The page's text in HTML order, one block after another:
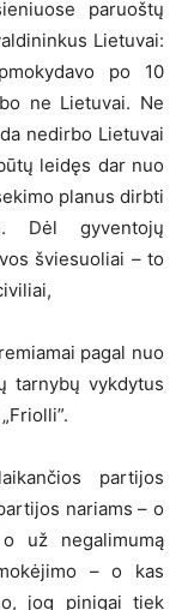
paruoštų
Lietuvai:
po 10
ne Lietuvai. Ne
nedirbo Lietuvai
leidęs dar nuo
planus dirbti
Dėl gyventojų
šviesuoliai – to
pagal nuo
tarnybų vykdytus
partijos
nariams – o
už negalimumą
– o kas
jog pinigai tiek